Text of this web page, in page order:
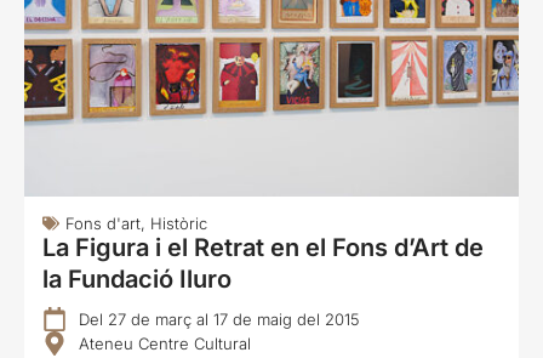
Fons d'art, Històric
La Figura i el Retrat en el Fons d’Art de
la Fundació Iluro
Del 27 de març al 17 de maig del 2015
Ateneu Centre Cultural